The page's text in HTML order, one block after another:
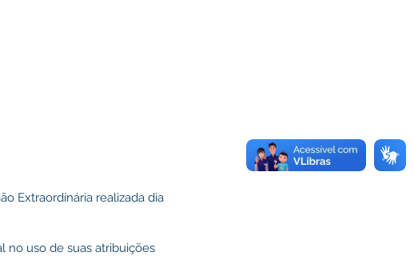
Extraordinária realizada dia
no uso de suas atribuições